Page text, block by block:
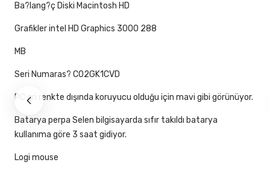
Ba?lang?ç Diski Macintosh HD
Grafikler intel HD Graphics 3000 288
MB
Seri Numaras? C02GK1CVD
PC gri renkte dışında koruyucu olduğu için mavi gibi görünüyor.
Batarya perpa Selen bilgisayarda sıfır takıldı batarya
kullanıma göre 3 saat gidiyor.
Logi mouse